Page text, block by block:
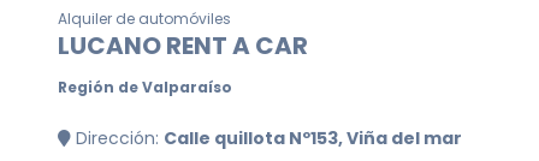
Alquiler de automóviles
LUCANO RENT A CAR
Región de Valparaíso
Dirección: Calle quillota Nº153, Viña del mar